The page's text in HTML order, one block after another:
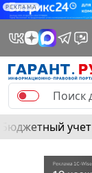
РЕКЛАМА
Бюджетный учет